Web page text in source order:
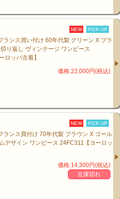
NEW PICK UP
ランス買い付け 60年代製 グリーン X ブラ
り返し ヴィンテージ ワンピース
ロッパ古着】
価格:22,000円(税込)
NEW PICK UP
ランス買付け 70年代製 ブラウン X ゴール
デザイン ワンピース 24FC311【ヨーロッ
価格:14,300円(税込)
在庫切れ